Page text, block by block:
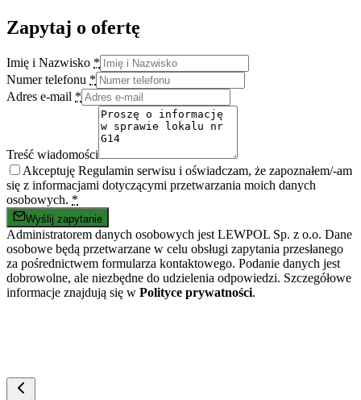
Zapytaj o ofertę
Imię i Nazwisko *
Numer telefonu *
Adres e-mail *
Treść wiadomości
Akceptuję Regulamin serwisu i oświadczam, że zapoznałem/-am
się z informacjami dotyczącymi przetwarzania moich danych
osobowych. *
Wyślij zapytanie
Administratorem danych osobowych jest LEWPOL Sp. z o.o. Dane
osobowe będą przetwarzane w celu obsługi zapytania przesłanego
za pośrednictwem formularza kontaktowego. Podanie danych jest
dobrowolne, ale niezbędne do udzielenia odpowiedzi. Szczegółowe
informacje znajdują się w Polityce prywatności.